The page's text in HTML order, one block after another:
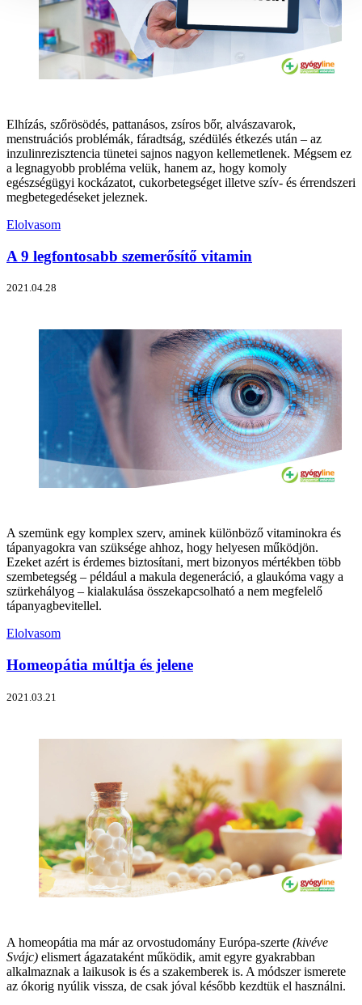
Elhízás, szőrösödés, pattanásos, zsíros bőr, alvászavarok,
menstruációs problémák, fáradtság, szédülés étkezés után – az
inzulinrezisztencia tünetei sajnos nagyon kellemetlenek. Mégsem ez
a legnagyobb probléma velük, hanem az, hogy komoly
egészségügyi kockázatot, cukorbetegséget illetve szív- és érrendszeri
megbetegedéseket jeleznek.
Elolvasom
A 9 legfontosabb szemerősítő vitamin
2021.04.28
A szemünk egy komplex szerv, aminek különböző vitaminokra és
tápanyagokra van szüksége ahhoz, hogy helyesen működjön.
Ezeket azért is érdemes biztosítani, mert bizonyos mértékben több
szembetegség – például a makula degeneráció, a glaukóma vagy a
szürkehályog – kialakulása összekapcsolható a nem megfelelő
tápanyagbevitellel.
Elolvasom
Homeopátia múltja és jelene
2021.03.21
A homeopátia ma már az orvostudomány Európa-szerte (kivéve
Svájc) elismert ágazataként működik, amit egyre gyakrabban
alkalmaznak a laikusok is és a szakemberek is. A módszer ismerete
az ókorig nyúlik vissza, de csak jóval később kezdtük el használni.